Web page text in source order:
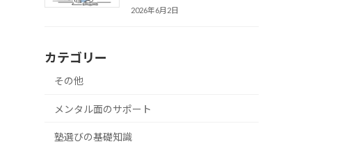
2026年6月2日
カテゴリー
その他
メンタル面のサポート
塾選びの基礎知識